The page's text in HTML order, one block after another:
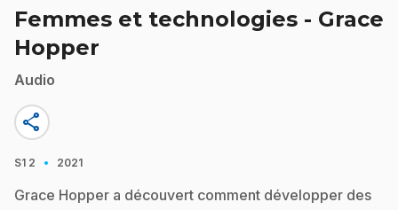
Femmes et technologies - Grace
Hopper
Audio
share
S1 2 · 2021
Grace Hopper a découvert comment développer des